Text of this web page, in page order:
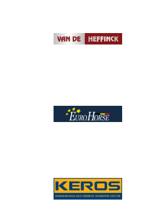
Afbeelding
Afbeelding
Afbeelding